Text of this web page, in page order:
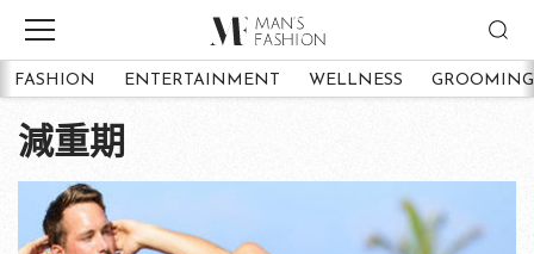
FASHION ENTERTAINMENT WELLNESS GROOMING
減重期